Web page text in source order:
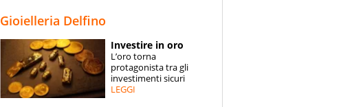
ESPERTI
CONTATTI
Gioielleria Delfino
Investire in oro
L’oro torna
protagonista tra gli
investimenti sicuri
LEGGI